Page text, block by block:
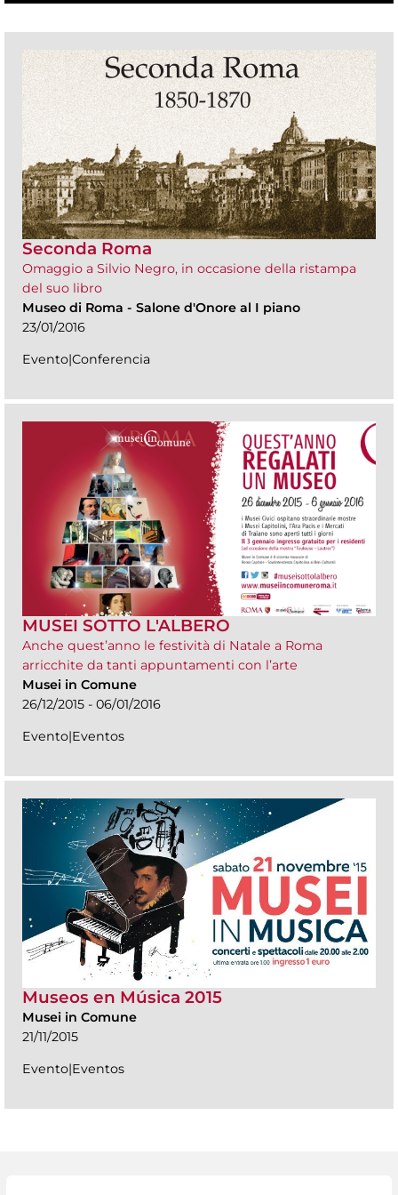
Seconda Roma
Omaggio a Silvio Negro, in occasione della ristampa
del suo libro
Museo di Roma - Salone d'Onore al I piano
23/01/2016
Evento|Conferencia
MUSEI SOTTO L'ALBERO
Anche quest’anno le festività di Natale a Roma
arricchite da tanti appuntamenti con l’arte
Musei in Comune
26/12/2015 - 06/01/2016
Evento|Eventos
Museos en Música 2015
Musei in Comune
21/11/2015
Evento|Eventos